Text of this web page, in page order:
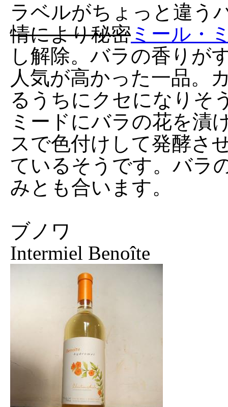
ラベルがちょっと違う
情により秘密 ミール・
し解除。バラの香りが
人気が高かった一品。
るうちにクセになりそ
ミードにバラの花を漬
スで色付けして発酵さ
ているそうです。バラ
みとも合います。
ブノワ
Intermiel Benoîte